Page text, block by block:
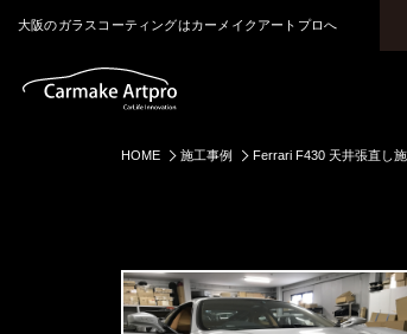
大阪のガラスコーティングはカーメイクアートプロへ
HOME 施工事例 Ferrari F430 天井張直し